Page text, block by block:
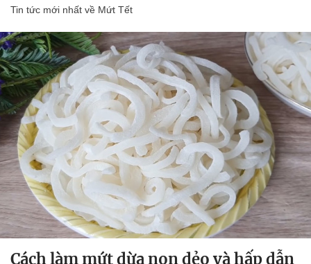
Tin tức mới nhất về Mứt Tết
Cách làm mứt dừa non dẻo và hấp dẫn